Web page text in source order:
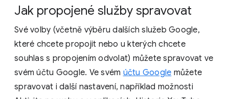
Jak propojené služby spravovat
Své volby (včetně výběru dalších služeb Google,
které chcete propojit nebo u kterých chcete
souhlas s propojením odvolat) můžete spravovat ve
svém účtu Google. Ve svém účtu Google můžete
spravovat i další nastavení, například možnosti